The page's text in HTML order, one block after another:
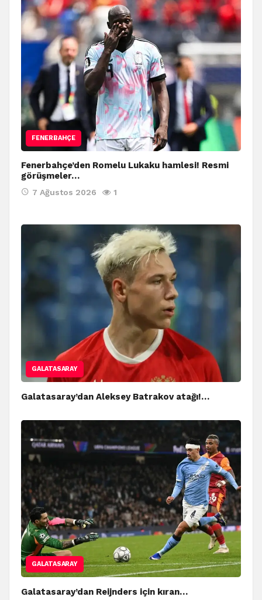
FENERBAHÇE
Fenerbahçe’den Romelu Lukaku hamlesi! Resmi
görüşmeler…
7 Ağustos 2026 1
GALATASARAY
Galatasaray’dan Aleksey Batrakov atağı!…
GALATASARAY
Galatasaray’dan Reijnders için kıran…